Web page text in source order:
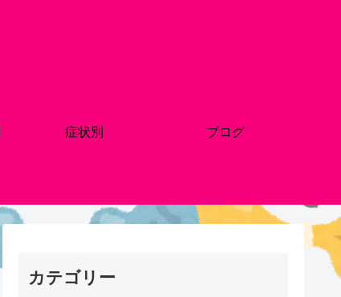
症状別 ブログ
カテゴリー